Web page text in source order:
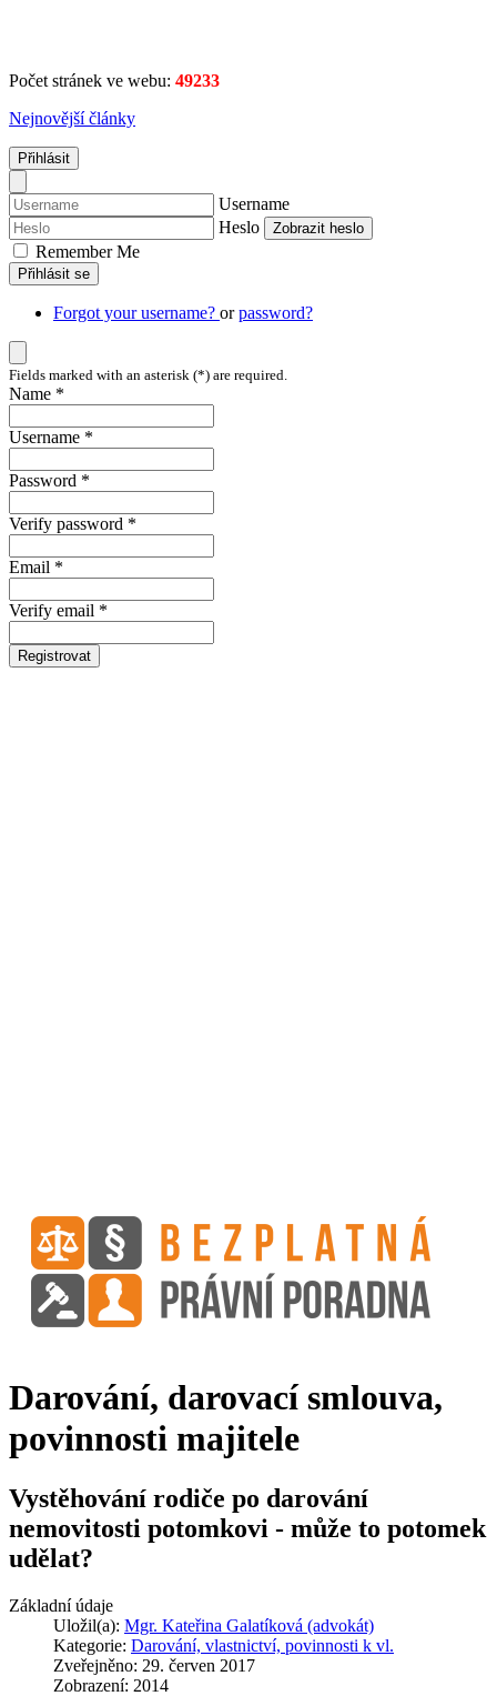
Počet stránek ve webu: 49233
Nejnovější články
Přihlásit
Username
Heslo
Zobrazit heslo
Remember Me
Přihlásit se
Forgot your username? orpassword?
Fields marked with an asterisk (*) are required.
Name *
Username *
Password *
Verify password *
Email *
Verify email *
Registrovat
Darování, darovací smlouva,
povinnosti majitele
Vystěhování rodiče po darování
nemovitosti potomkovi - může to potomek
udělat?
Základní údaje
Uložil(a): Mgr. Kateřina Galatíková (advokát)
Kategorie: Darování, vlastnictví, povinnosti k vl.
Zveřejněno: 29. červen 2017
Zobrazení: 2014